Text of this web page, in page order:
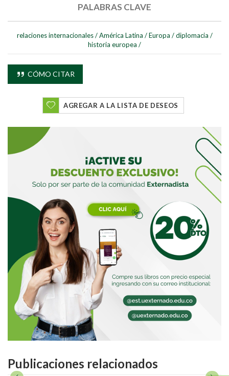
PALABRAS CLAVE
relaciones internacionales / América Latina / Europa / diplomacia /
historia europea /
CÓMO CITAR
AGREGAR A LA LISTA DE DESEOS
Publicaciones relacionados